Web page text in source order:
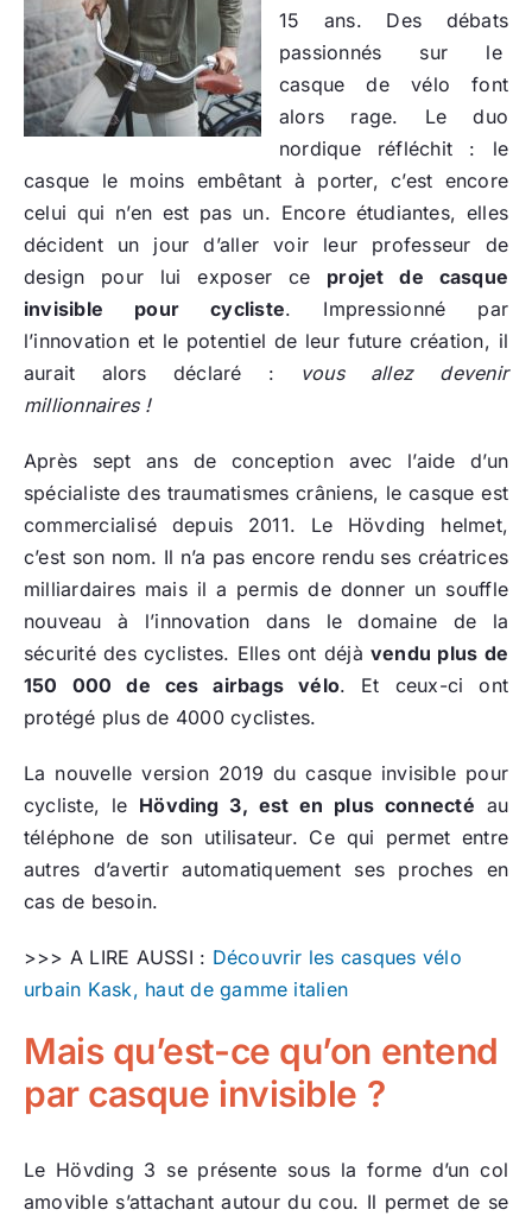
15 ans. Des débats
passionnés sur le
casque de vélo font
alors rage. Le duo
nordique réfléchit : le
casque le moins embêtant à porter, c’est encore
celui qui n’en est pas un. Encore étudiantes, elles
décident un jour d’aller voir leur professeur de
design pour lui exposer ce projet de casque
invisible pour cycliste. Impressionné par
l’innovation et le potentiel de leur future création, il
aurait alors déclaré :
vous allez devenir
millionnaires !
Après sept ans de conception avec l’aide d’un
spécialiste des traumatismes crâniens, le casque est
commercialisé depuis 2011. Le Hövding helmet,
c’est son nom. Il n’a pas encore rendu ses créatrices
milliardaires mais il a permis de donner un souffle
nouveau à l’innovation dans le domaine de la
sécurité des cyclistes. Elles ont déjà vendu plus de
150 000 de ces airbags vélo. Et ceux-ci ont
protégé plus de 4000 cyclistes.
La nouvelle version 2019 du casque invisible pour
cycliste, le Hövding 3, est en plus connecté au
téléphone de son utilisateur. Ce qui permet entre
autres d’avertir automatiquement ses proches en
cas de besoin.
>>> A LIRE AUSSI : Découvrir les casques vélo
urbain Kask, haut de gamme italien
Mais qu’est-ce qu’on entend
par casque invisible ?
Le Hövding 3 se présente sous la forme d’un col
amovible s’attachant autour du cou. Il permet de se